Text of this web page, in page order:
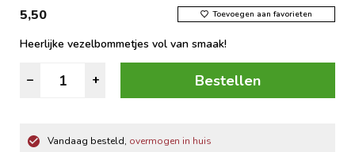
5,50 Toevoegen aan favorieten
Heerlijke vezelbommetjes vol van smaak!
–
Pistachenoten
Geroosterd
+ Bestellen
Vandaag besteld, overmogen in huis